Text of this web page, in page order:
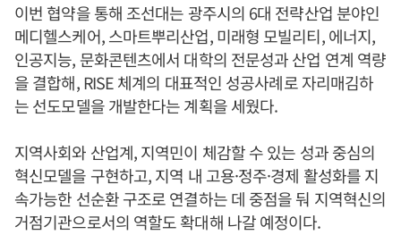
이번 협약을 통해 조선대는 광주시의 6대 전략산업 분야인
메디헬스케어, 스마트뿌리산업, 미래형 모빌리티, 에너지,
인공지능, 문화콘텐츠에서 대학의 전문성과 산업 연계 역량
을 결합해, RISE 체계의 대표적인 성공사례로 자리매김하
는 선도모델을 개발한다는 계획을 세웠다.
지역사회와 산업계, 지역민이 체감할 수 있는 성과 중심의
혁신모델을 구현하고, 지역 내 고용·정주·경제 활성화를 지
속가능한 선순환 구조로 연결하는 데 중점을 둬 지역혁신의
거점기관으로서의 역할도 확대해 나갈 예정이다.